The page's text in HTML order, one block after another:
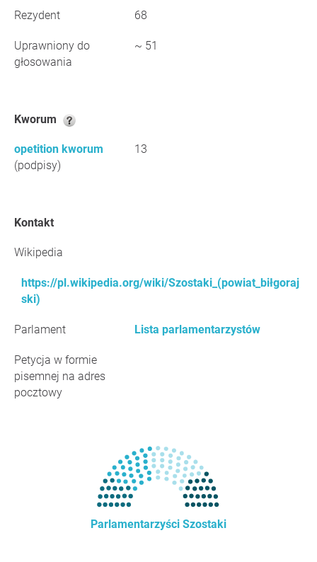
Rezydent 68
Uprawniony do
głosowania
~ 51
Kworum
opetition kworum
(podpisy)
13
Kontakt
Wikipedia
https://pl.wikipedia.org/wiki/Szostaki_(powiat_biłgoraj
ski)
Parlament Lista parlamentarzystów
Petycja w formie
pisemnej na adres
pocztowy
Parlamentarzyści Szostaki